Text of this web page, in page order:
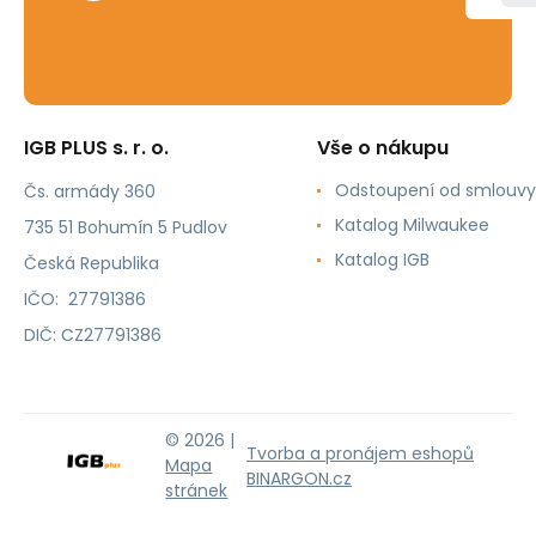
IGB PLUS s. r. o.
Čs. armády 360
735 51 Bohumín 5 Pudlov
Česká Republika
IČO: 27791386
DIČ: CZ27791386
Vše o nákupu
Odstoupení od smlouvy
Katalog Milwaukee
Katalog IGB
© 2026 |
Mapa
stránek
Tvorba a pronájem eshopů
BINARGON.cz